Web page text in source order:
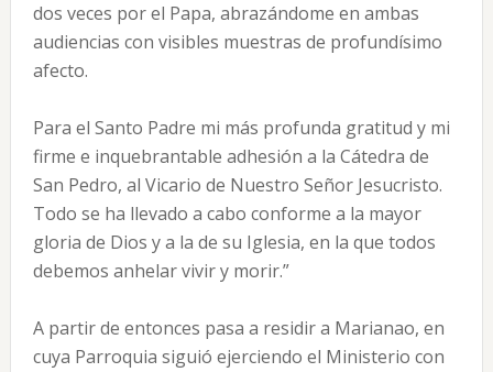
dos veces por el Papa, abrazándome en ambas
audiencias con visibles muestras de profundísimo
afecto.
Para el Santo Padre mi más profunda gratitud y mi
firme e inquebrantable adhesión a la Cátedra de
San Pedro, al Vicario de Nuestro Señor Jesucristo.
Todo se ha llevado a cabo conforme a la mayor
gloria de Dios y a la de su Iglesia, en la que todos
debemos anhelar vivir y morir.”
A partir de entonces pasa a residir a Marianao, en
cuya Parroquia siguió ejerciendo el Ministerio con